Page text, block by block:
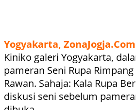
Yogyakarta,
Kiniko galeri Yogyakarta,
pameran Seni Rupa Rimpang
Rawan. Sahaja: Kala Rupa
diskusi seni sebelum